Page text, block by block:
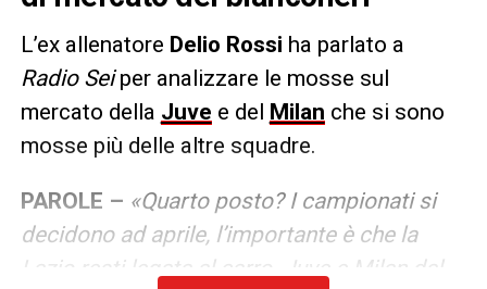
L’ex allenatore Delio Rossi ha parlato a
Radio Seiper analizzare le mosse sul
mercato della Juve e del Milan che si sono
mosse più delle altre squadre.
PAROLE – «Quarto posto? I campionati si
decidono ad aprile, l’importante è che la
Lazio resti legata al carro. Juve e Milan dal